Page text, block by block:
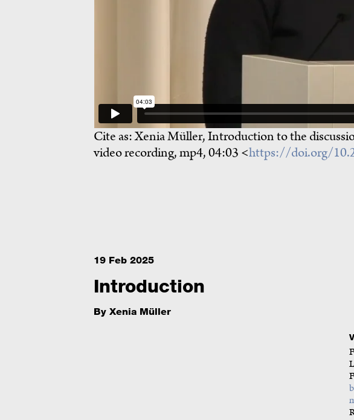
Cite as:Xenia Müller, Introduction to the
video recording, mp4, 04:03 <https://doi.org/
19 Feb 2025
Introduction
By Xenia Müller